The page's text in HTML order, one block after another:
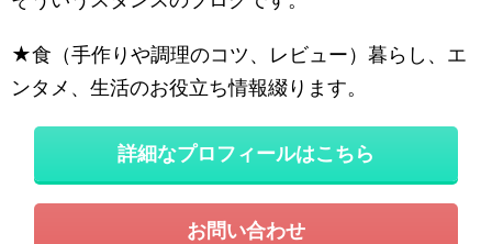
★食（手作りや調理のコツ、レビュー）暮らし、エ
ンタメ、生活のお役立ち情報綴ります。
詳細なプロフィールはこちら
お問い合わせ